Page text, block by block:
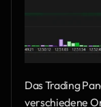
Das Trading
verschiedene